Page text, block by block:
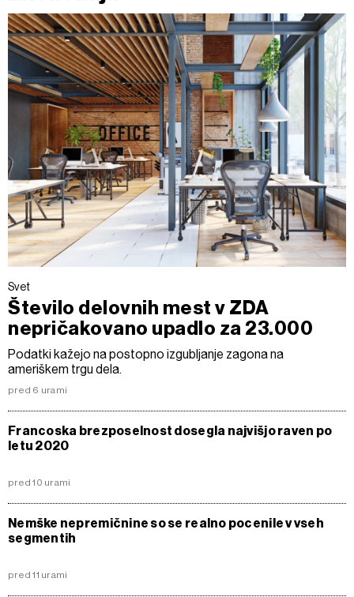
Svet
Število delovnih mest v ZDA
nepričakovano upadlo za 23.000
Podatki kažejo na postopno izgubljanje zagona na
ameriškem trgu dela.
pred 6 urami
Francoska brezposelnost dosegla najvišjo raven po
letu 2020
pred 10 urami
Nemške nepremičnine so se realno pocenile v vseh
segmentih
pred 11 urami